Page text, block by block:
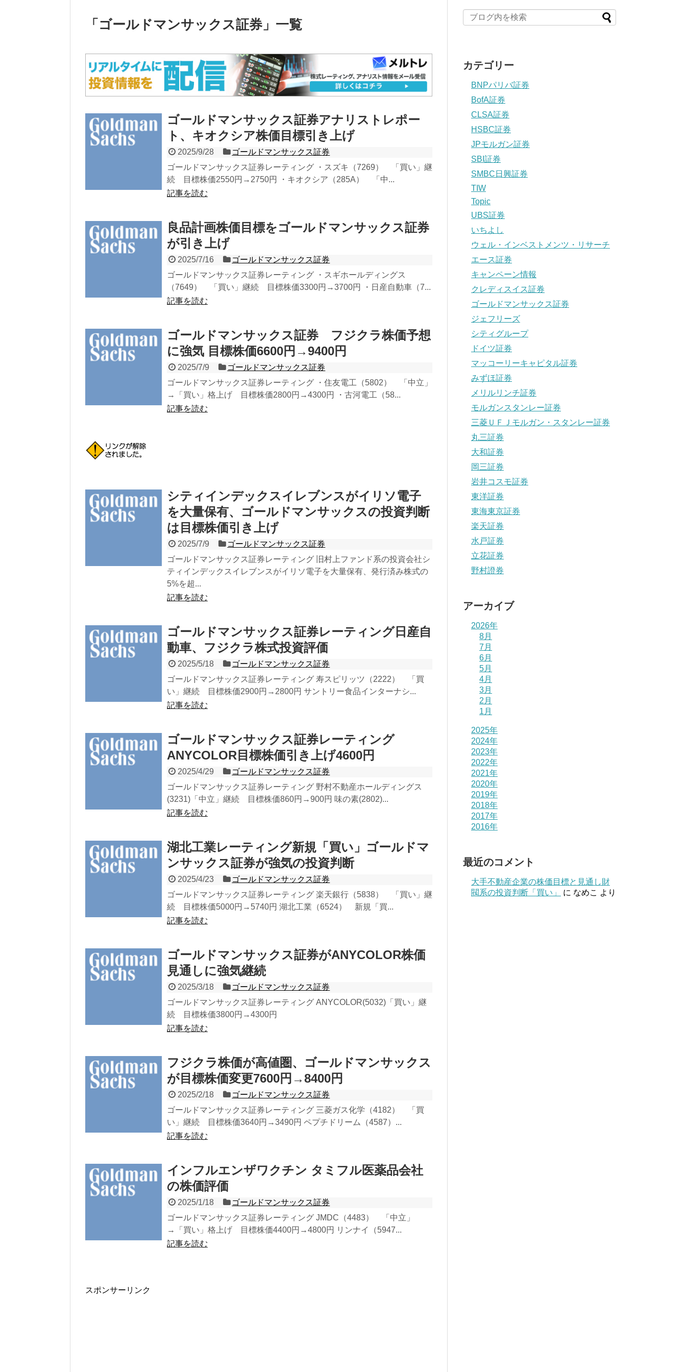
「 ゴールドマンサックス証券」 一覧
ゴールドマンサックス証券アナリストレポー
ト、キオクシア株価目標引き上げ
2025/9/28
ゴールドマンサックス証券
ゴールドマンサックス証券レーティング ・スズキ（7269） 「買い」継
続 目標株価2550円→2750円 ・キオクシア（285A） 「中...
記事を読む
良品計画株価目標をゴールドマンサックス証券
が引き上げ
2025/7/16
ゴールドマンサックス証券
ゴールドマンサックス証券レーティング ・スギホールディングス
（7649） 「買い」継続 目標株価3300円→3700円 ・日産自動車（7...
記事を読む
ゴールドマンサックス証券 フジクラ株価予想
に強気 目標株価6600円→9400円
2025/7/9
ゴールドマンサックス証券
ゴールドマンサックス証券レーティング ・住友電工（5802） 「中立」
→「買い」格上げ 目標株価2800円→4300円 ・古河電工（58...
記事を読む
シティインデックスイレブンスがイリソ電子
を大量保有、ゴールドマンサックスの投資判断
は目標株価引き上げ
2025/7/9
ゴールドマンサックス証券
ゴールドマンサックス証券レーティング 旧村上ファンド系の投資会社シ
ティインデックスイレブンスがイリソ電子を大量保有、発行済み株式の
5%を超...
記事を読む
ゴールドマンサックス証券レーティング日産自
動車、フジクラ株式投資評価
2025/5/18
ゴールドマンサックス証券
ゴールドマンサックス証券レーティング 寿スピリッツ（2222） 「買
い」継続 目標株価2900円→2800円 サントリー食品インターナシ...
記事を読む
ゴールドマンサックス証券レーティング
ANYCOLOR目標株価引き上げ4600円
2025/4/29
ゴールドマンサックス証券
ゴールドマンサックス証券レーティング 野村不動産ホールディングス
(3231)「中立」継続 目標株価860円→900円 味の素(2802)...
記事を読む
湖北工業レーティング新規「買い」ゴールドマ
ンサックス証券が強気の投資判断
2025/4/23
ゴールドマンサックス証券
ゴールドマンサックス証券レーティング 楽天銀行（5838） 「買い」継
続 目標株価5000円→5740円 湖北工業（6524） 新規「買...
記事を読む
ゴールドマンサックス証券がANYCOLOR株価
見通しに強気継続
2025/3/18
ゴールドマンサックス証券
ゴールドマンサックス証券レーティング ANYCOLOR(5032)「買い」継
続 目標株価3800円→4300円
記事を読む
フジクラ株価が高値圏、ゴールドマンサックス
が目標株価変更7600円→8400円
2025/2/18
ゴールドマンサックス証券
ゴールドマンサックス証券レーティング 三菱ガス化学（4182） 「買
い」継続 目標株価3640円→3490円 ペプチドリーム（4587）...
記事を読む
インフルエンザワクチン タミフル医薬品会社
の株価評価
2025/1/18
ゴールドマンサックス証券
ゴールドマンサックス証券レーティング JMDC（4483） 「中立」
→「買い」格上げ 目標株価4400円→4800円 リンナイ（5947...
記事を読む
スポンサーリンク
カテゴリー
BNPパリバ証券
BofA証券
CLSA証券
HSBC証券
JPモルガン証券
SBI証券
SMBC日興証券
TIW
Topic
UBS証券
いちよし
ウェル・インベストメンツ・リサーチ
エース証券
キャンペーン情報
クレディスイス証券
ゴールドマンサックス証券
ジェフリーズ
シティグループ
ドイツ証券
マッコーリーキャピタル証券
みずほ証券
メリルリンチ証券
モルガンスタンレー証券
三菱ＵＦＪモルガン・スタンレー証券
丸三証券
大和証券
岡三証券
岩井コスモ証券
東洋証券
東海東京証券
楽天証券
水戸証券
立花証券
野村證券
アーカイブ
2026年
8月
7月
6月
5月
4月
3月
2月
1月
2025年
2024年
2023年
2022年
2021年
2020年
2019年
2018年
2017年
2016年
最近のコメント
大手不動産企業の株価目標と見通し財
閥系の投資判断「買い」
に なめこ より